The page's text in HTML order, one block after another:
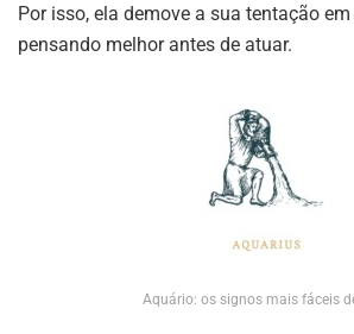
Por isso, ela demove a sua tentação
pensando melhor antes de atuar.
Aquário: os signos mais fáceis